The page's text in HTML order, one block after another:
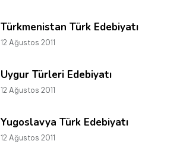
Türkmenistan Türk Edebiyatı
12 Ağustos 2011
Uygur Türleri Edebiyatı
12 Ağustos 2011
Yugoslavya Türk Edebiyatı
12 Ağustos 2011